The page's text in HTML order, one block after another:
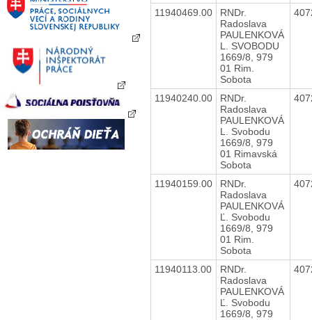
11940469.00
RNDr.
Radoslava
PAULENKOVÁ
L. SVOBODU
1669/8, 979
01 Rim.
Sobota
11940240.00
RNDr.
Radoslava
PAULENKOVÁ
L. Svobodu
1669/8, 979
01 Rimavská
Sobota
11940159.00
RNDr.
Radoslava
PAULENKOVÁ
Ľ. Svobodu
1669/8, 979
01 Rim.
Sobota
11940113.00
RNDr.
Radoslava
PAULENKOVÁ
Ľ. Svobodu
1669/8, 979